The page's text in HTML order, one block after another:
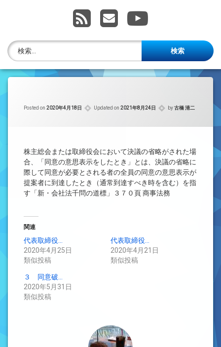
株主名簿管理人
ご相談について
法律を勉強しよう
司法書士資格者・受験生募集中
RSSメールアドレス
YouTube
検索:
Posted on 2020年4月18日 Updated on 2021年8月24日 by古橋 清二
株主総会または取締役会において決議の省略がされた場
合、「同意の意思表示をしたとき」とは、決議の省略に
際して同意が必要とされる者の全員の同意の意思表示が
提案者に到達したとき（通常到達すべき時を含む）を指
す「新・会社法千問の道標」３７０頁 商事法務
関連
代表取締役…
2020年4月25日
類似投稿
代表取締役…
2020年4月21日
類似投稿
３ 同意破…
2020年5月31日
類似投稿